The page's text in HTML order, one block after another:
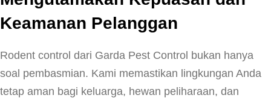
Keamanan Pelanggan
Rodent control dari Garda Pest Control bukan hanya
soal pembasmian. Kami memastikan lingkungan Anda
tetap aman bagi keluarga, hewan peliharaan, dan